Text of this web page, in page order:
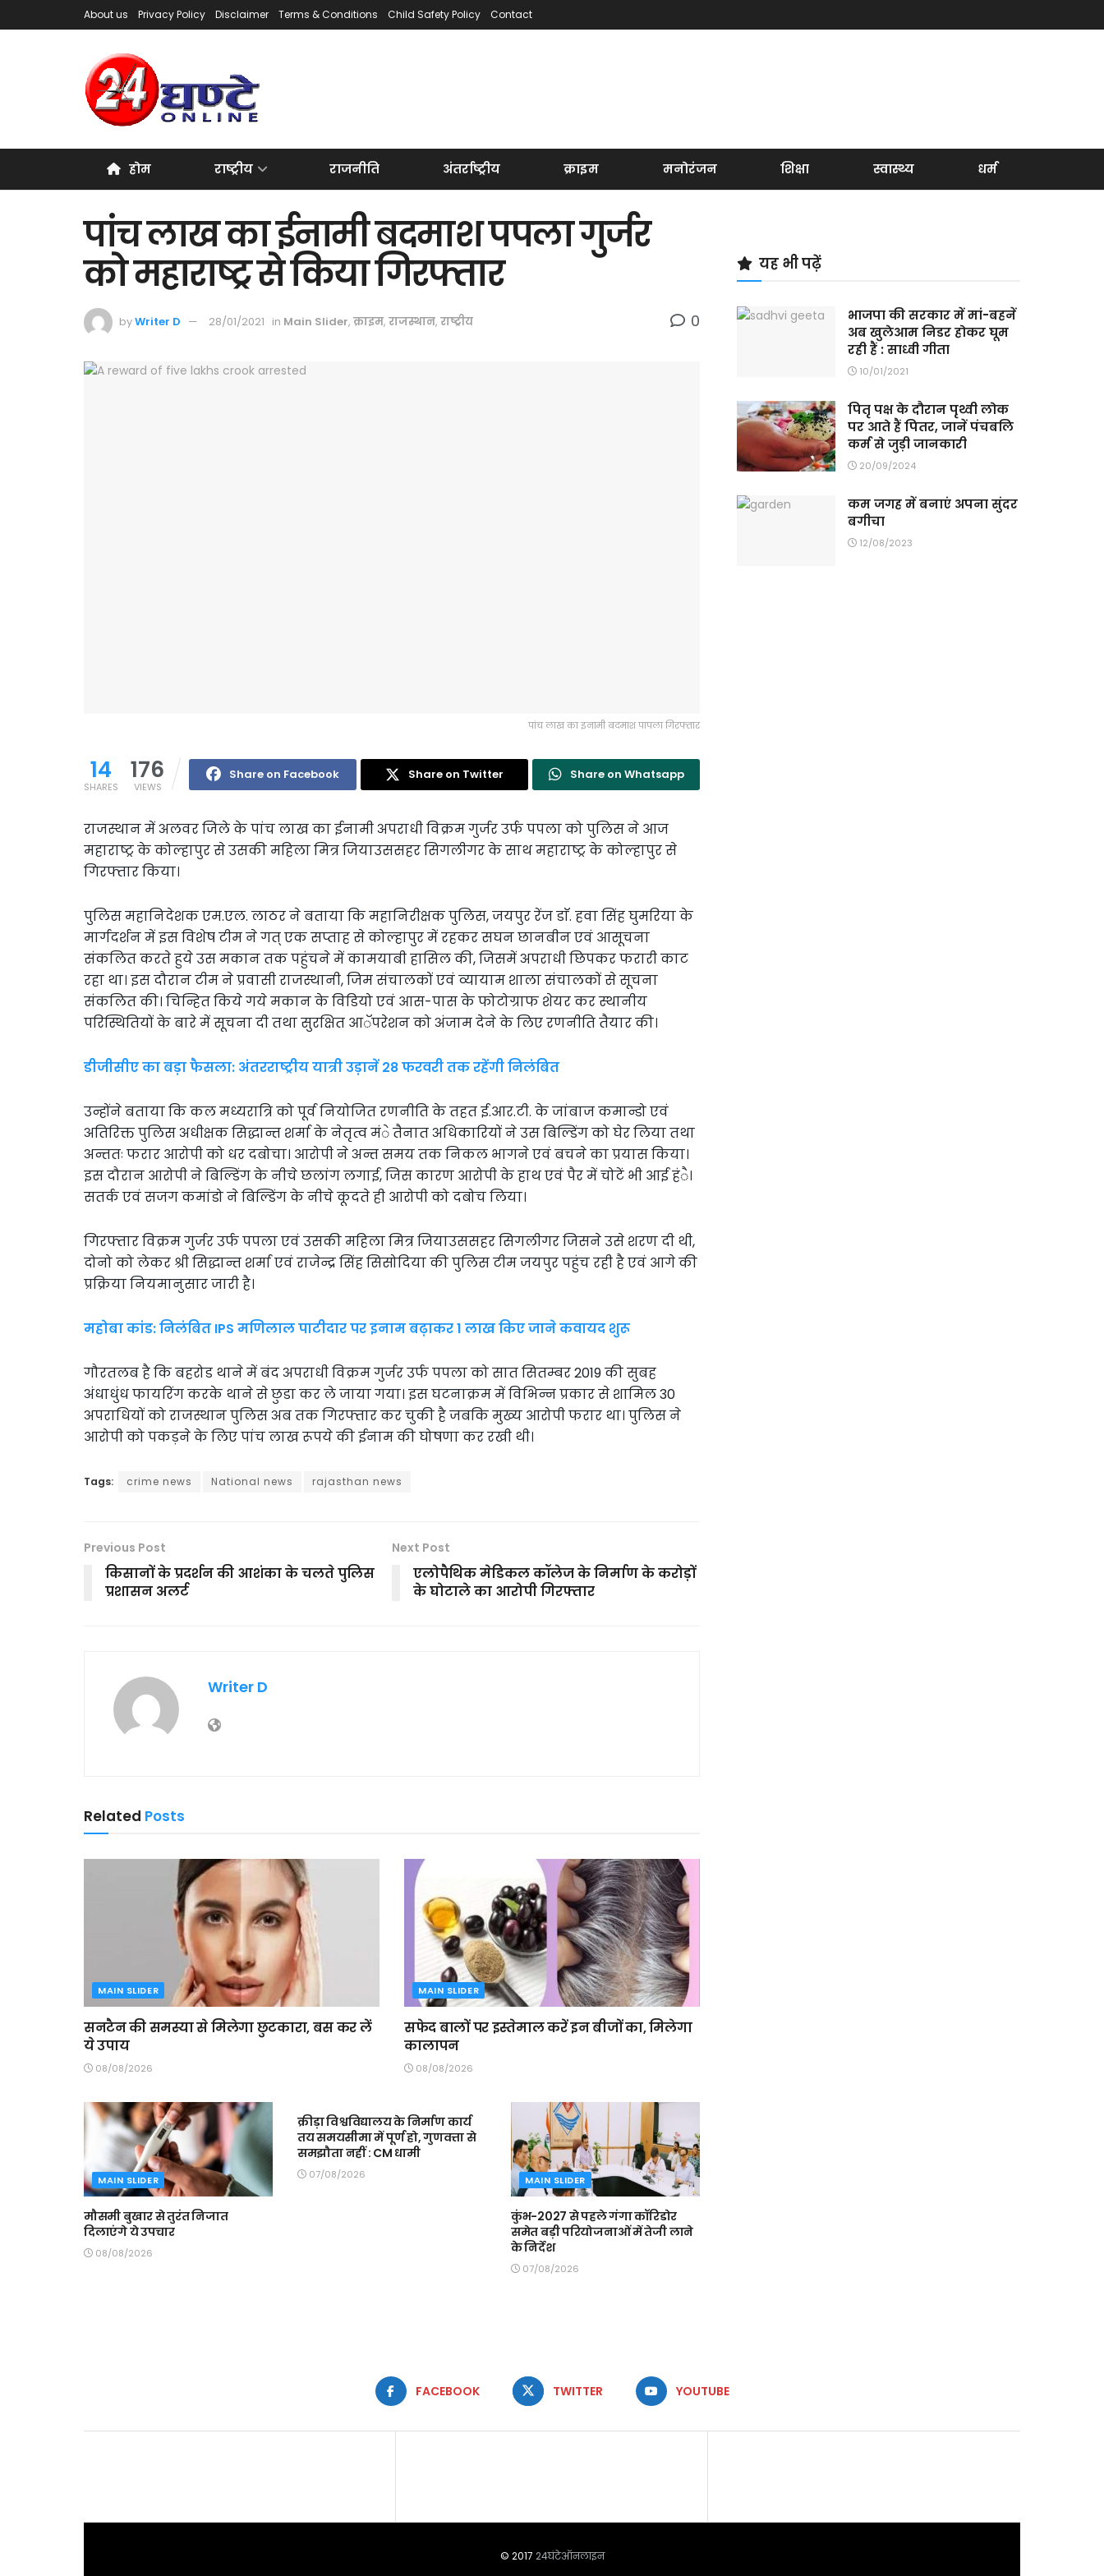
About us Privacy Policy Disclaimer Terms & Conditions Child Safety Policy Contact
होम राष्ट्रीय राजनीति अंतर्राष्ट्रीय क्राइम मनोरंजन शिक्षा स्वास्थ्य धर्म
पांच लाख का ईनामी बदमाश पपला गुर्जर
को महाराष्ट्र से किया गिरफ्तार
byWriter D 28/01/2021 in Main Slider, क्राइम, राजस्थान, राष्ट्रीय 0
पांच लाख का इनामी बदमाश पापला गिरफ्तार
14
SHARES
176
VIEWS
Share on Facebook Share on Twitter Share on Whatsapp
राजस्थान में अलवर जिले के पांच लाख का ईनामी अपराधी विक्रम गुर्जर उर्फ पपला को पुलिस ने आज
महाराष्ट्र के कोल्हापुर से उसकी महिला मित्र जियाउससहर सिगलीगर के साथ महाराष्ट्र के कोल्हापुर से
गिरफ्तार किया।
पुलिस महानिदेशक एम.एल. लाठर ने बताया कि महानिरीक्षक पुलिस, जयपुर रेंज डाॅ. हवा सिंह घुमरिया के
मार्गदर्शन में इस विशेष टीम ने गत् एक सप्ताह से कोल्हापुर में रहकर सघन छानबीन एवं आसूचना
संकलित करते हुये उस मकान तक पहुंचने में कामयाबी हासिल की, जिसमें अपराधी छिपकर फरारी काट
रहा था। इस दौरान टीम ने प्रवासी राजस्थानी, जिम संचालकों एवं व्यायाम शाला संचालकों से सूचना
संकलित की। चिन्हित किये गये मकान के विडियो एवं आस-पास के फोटोग्राफ शेयर कर स्थानीय
परिस्थितियों के बारे में सूचना दी तथा सुरक्षित आॅपरेशन को अंजाम देने के लिए रणनीति तैयार की।
डीजीसीए का बड़ा फैसला: अंतरराष्ट्रीय यात्री उड़ानें 28 फरवरी तक रहेंगी निलंबित
उन्होंने बताया कि कल मध्यरात्रि को पूर्व नियोजित रणनीति के तहत ई.आर.टी. के जांबाज कमान्डो एवं
अतिरिक्त पुलिस अधीक्षक सिद्धान्त शर्मा के नेतृत्व मंे तैनात अधिकारियों ने उस बिल्डिंग को घेर लिया तथा
अन्ततः फरार आरोपी को धर दबोचा। आरोपी ने अन्त समय तक निकल भागने एवं बचने का प्रयास किया।
इस दौरान आरोपी ने बिल्डिंग के नीचे छलांग लगाई, जिस कारण आरोपी के हाथ एवं पैर में चोटें भी आई हंै।
सतर्क एवं सजग कमांडो ने बिल्डिंग के नीचे कूदते ही आरोपी को दबोच लिया।
गिरफ्तार विक्रम गुर्जर उर्फ पपला एवं उसकी महिला मित्र जियाउससहर सिगलीगर जिसने उसे शरण दी थी,
दोनो को लेकर श्री सिद्धान्त शर्मा एवं राजेन्द्र सिंह सिसोदिया की पुलिस टीम जयपुर पहुंच रही है एवं आगे की
प्रक्रिया नियमानुसार जारी है।
महोबा कांड: निलंबित IPS मणिलाल पाटीदार पर इनाम बढ़ाकर 1 लाख किए जाने कवायद शुरू
गौरतलब है कि बहरोड थाने में बंद अपराधी विक्रम गुर्जर उर्फ पपला को सात सितम्बर 2019 की सुबह
अंधाधुंध फायरिंग करके थाने से छुडा कर ले जाया गया। इस घटनाक्रम में विभिन्न प्रकार से शामिल 30
अपराधियों को राजस्थान पुलिस अब तक गिरफ्तार कर चुकी है जबकि मुख्य आरोपी फरार था। पुलिस ने
आरोपी को पकड़ने के लिए पांच लाख रूपये की ईनाम की घोषणा कर रखी थी।
Tags: crime news National news rajasthan news
Previous Post
किसानों के प्रदर्शन की आशंका के चलते पुलिस
प्रशासन अलर्ट
Next Post
एलोपैथिक मेडिकल कॉलेज के निर्माण के करोड़ों
के घोटाले का आरोपी गिरफ्तार
Writer D
Related Posts
MAIN SLIDER
सनटैन की समस्या से मिलेगा छुटकारा, बस कर लें
ये उपाय
08/08/2026
MAIN SLIDER
सफेद बालों पर इस्तेमाल करें इन बीजों का, मिलेगा
कालापन
08/08/2026
MAIN SLIDER
मौसमी बुखार से तुरंत निजात
दिलाएंगे ये उपचार
08/08/2026
क्रीड़ा विश्वविद्यालय के निर्माण कार्य
तय समयसीमा में पूर्ण हो, गुणवत्ता से
समझौता नहीं : CM धामी
07/08/2026 MAIN SLIDER
कुंभ-2027 से पहले गंगा कॉरिडोर
समेत बड़ी परियोजनाओं में तेजी लाने
के निर्देश
07/08/2026
यह भी पढ़ें
भाजपा की सरकार में मां-बहनें
अब खुलेआम निडर होकर घूम
रही हैं : साध्वी गीता
10/01/2021
पितृ पक्ष के दौरान पृथ्वी लोक
पर आते हैं पितर, जानें पंचबलि
कर्म से जुड़ी जानकारी
20/09/2024
कम जगह में बनाएं अपना सुंदर
बगीचा
12/08/2023
FACEBOOK TWITTER YOUTUBE
© 2017 24घंटेऑनलाइन